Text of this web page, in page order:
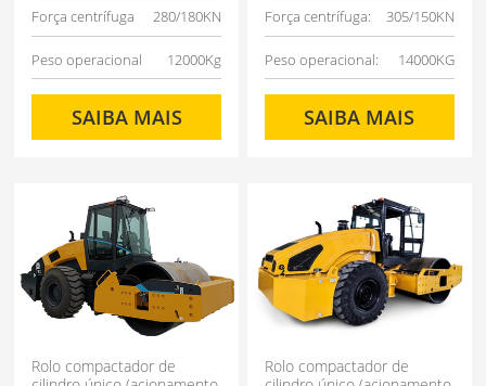
Força centrífuga 280/180KN
Peso operacional 12000Kg
SAIBA MAIS
Força centrífuga: 305/150KN
Peso operacional: 14000KG
SAIBA MAIS
Rolo compactador de
Rolo compactador de